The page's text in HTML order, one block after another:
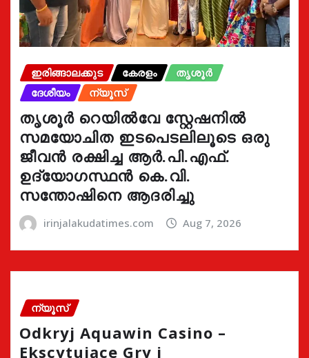
ഇരിങ്ങാലക്കുട കേരളം
തൃശൂർ
ദേശീയം
ന്യൂസ്
തൃശൂർ റെയിൽവേ സ്റ്റേഷനിൽ
സമയോചിത ഇടപെടലിലൂടെ ഒരു
ജീവൻ രക്ഷിച്ച ആർ.പി.എഫ്.
ഉദ്യോഗസ്ഥൻ കെ.വി.
സന്തോഷിനെ ആദരിച്ചു
irinjalakudatimes.com Aug 7, 2026
ന്യൂസ്
Odkryj Aquawin Casino –
Ekscytujące Gry i